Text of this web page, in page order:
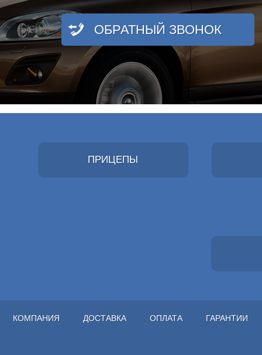
ОБРАТНЫЙ ЗВОНОК
ПРИЦЕПЫ
КОМПАНИЯ ДОСТАВКА ОПЛАТА ГАРАНТИИ